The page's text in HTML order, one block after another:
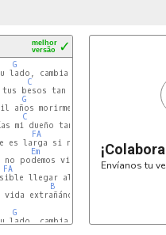
✓
melhor
versão
G
lado, cambiar el pasado haber
C
besos tan solo por eso te
G
años morirme en tus brazos y
C
dueño tan solo un recuerdo es
FA
es larga si no es con vos
Em
no podemos vivir los dos
FA
llegar al sol
B
extrañándote...
G
lado, cambiar el pasado haber
Envíanos tu